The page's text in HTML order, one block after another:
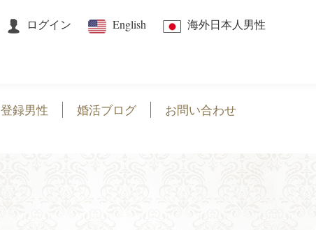
海外日本人男性
English
ログイン
登録男性 婚活ブログ お問い合わせ